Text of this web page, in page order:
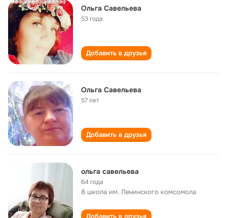
Ольга Савельева
53 года
Добавить в друзья
Ольга Савельева
57 лет
Добавить в друзья
ольга савельева
64 года
8 школа им. Ленинского комсомола
Добавить в друзья